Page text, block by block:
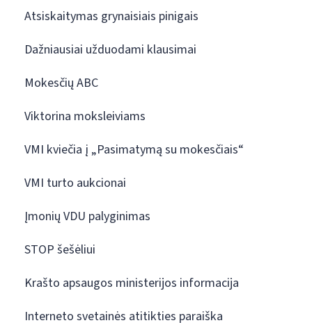
Atsiskaitymas grynaisiais pinigais
Dažniausiai užduodami klausimai
Mokesčių ABC
Viktorina moksleiviams
VMI kviečia į „Pasimatymą su mokesčiais“
VMI turto aukcionai
Įmonių VDU palyginimas
STOP šešėliui
Krašto apsaugos ministerijos informacija
Interneto svetainės atitikties paraiška